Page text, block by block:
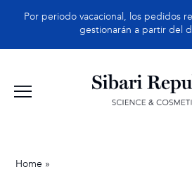
Por periodo vacacional, los pedidos
gestionarán a partir del
Home »